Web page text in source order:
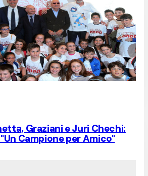
Graziani e Juri Chechi:
Campione per Amico"